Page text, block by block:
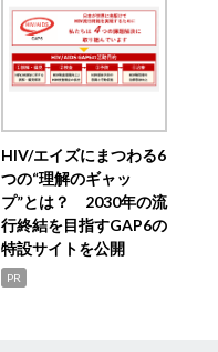
HIV/エイズにまつわる6
つの“理解のギャッ
プ”とは？ 2030年の流
行終結を目指すGAP6の
特設サイトを公開
PR